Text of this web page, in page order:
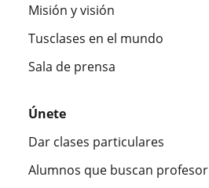
Misión y visión
Tusclases en el mundo
Sala de prensa
Únete
Dar clases particulares
Alumnos que buscan profesor